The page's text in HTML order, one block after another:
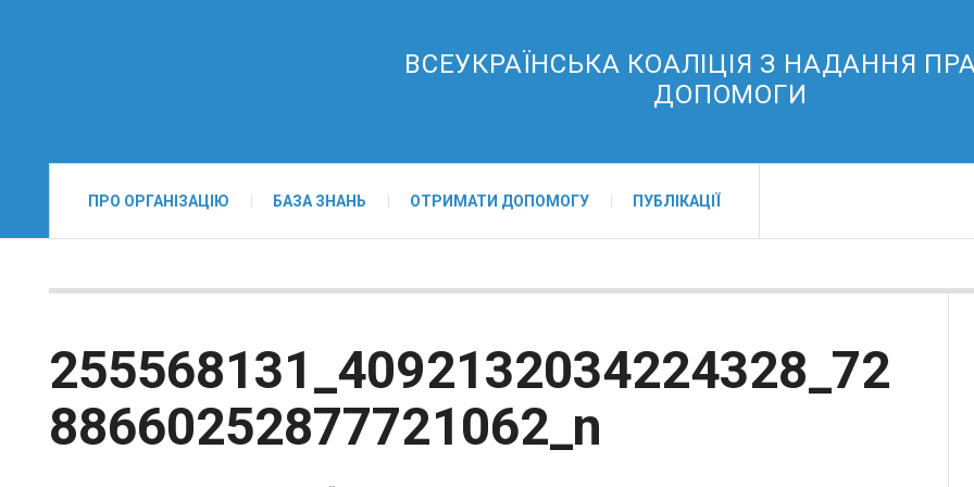
ВСЕУКРАЇНСЬКА КОАЛІЦІЯ З НАДАННЯ
ДОПОМОГИ
ПРО ОРГАНІЗАЦІЮ БАЗА ЗНАНЬ ОТРИМАТИ ДОПОМОГУ ПУБЛІКАЦІЇ
255568131_4092132034224328_72
88660252877721062_n